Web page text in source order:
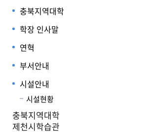
충북지역대학
학장 인사말
연혁
부서안내
시설안내
시설현황
충북지역대학
제천시학습관